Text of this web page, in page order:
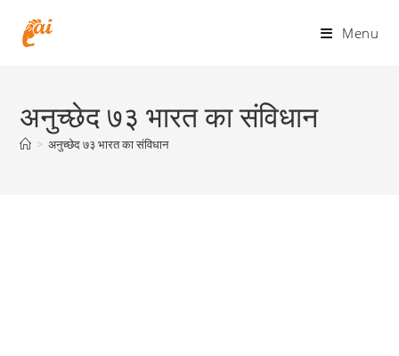
Menu
अनुच्छेद ७३ भारत का संविधान
> अनुच्छेद ७३ भारत का संविधान